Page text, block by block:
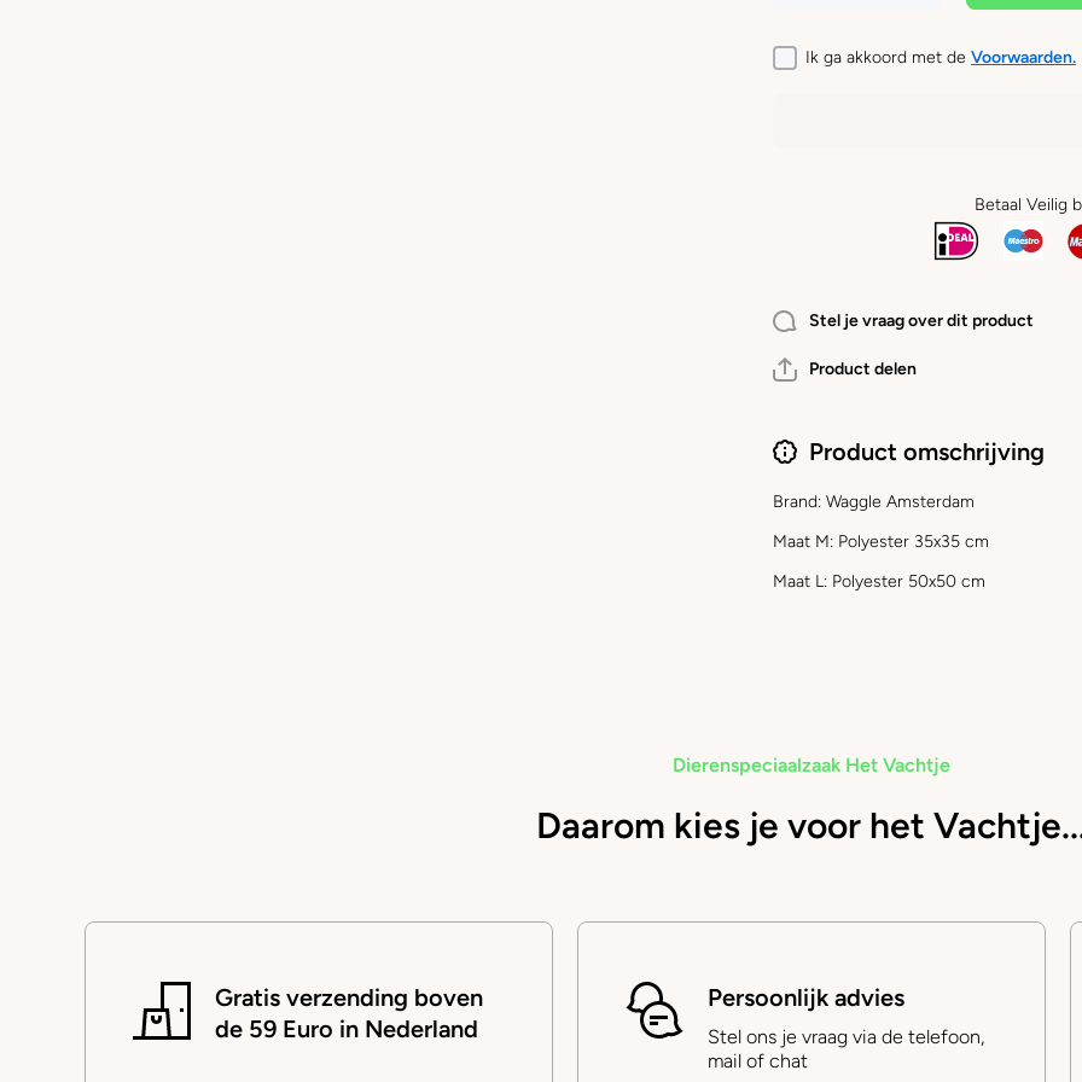
- Honden
Halsdoek
AMSTERDAM
- Honden
Ik ga akkoord met de Voorwaarden.
Betaal Veilig
Stel je vraag over dit product
Product delen
Product omschrijving
Brand: Waggle Amsterdam
Maat M: Polyester 35x35 cm
Maat L: Polyester 50x50 cm
Dierenspeciaalzaak Het Vachtje
Daarom kies je voor het
Gratis verzending boven
de 59 Euro in Nederland
Persoonlijk advies
Stel ons je vraag via de telefoon,
mail of chat